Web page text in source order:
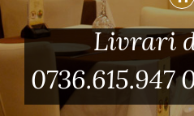
Livrari
0736.615.947